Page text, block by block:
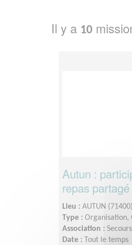
Il y a 10
Autun :
repas
Lieu : AUTUN (71400)
Type : Organisation,
Association :
Date : Tout le temps